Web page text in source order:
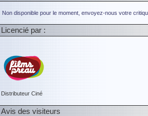
Non disponible pour le moment, envoyez-nous votre
Licencié par :
Distributeur Ciné
Avis des visiteurs